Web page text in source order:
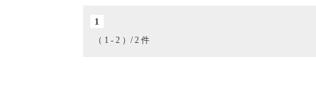
1
（ 1 - 2 ）/ 2 件